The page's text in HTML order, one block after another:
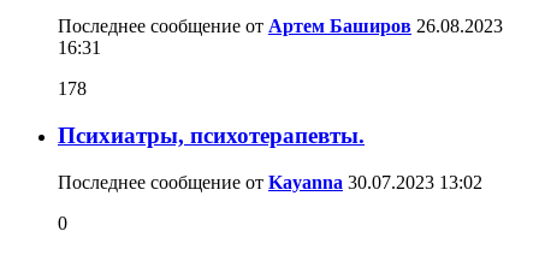
Последнее сообщение от Артем Баширов 26.08.2023
16:31
178
Психиатры, психотерапевты.
Последнее сообщение от Kayanna 30.07.2023 13:02
0